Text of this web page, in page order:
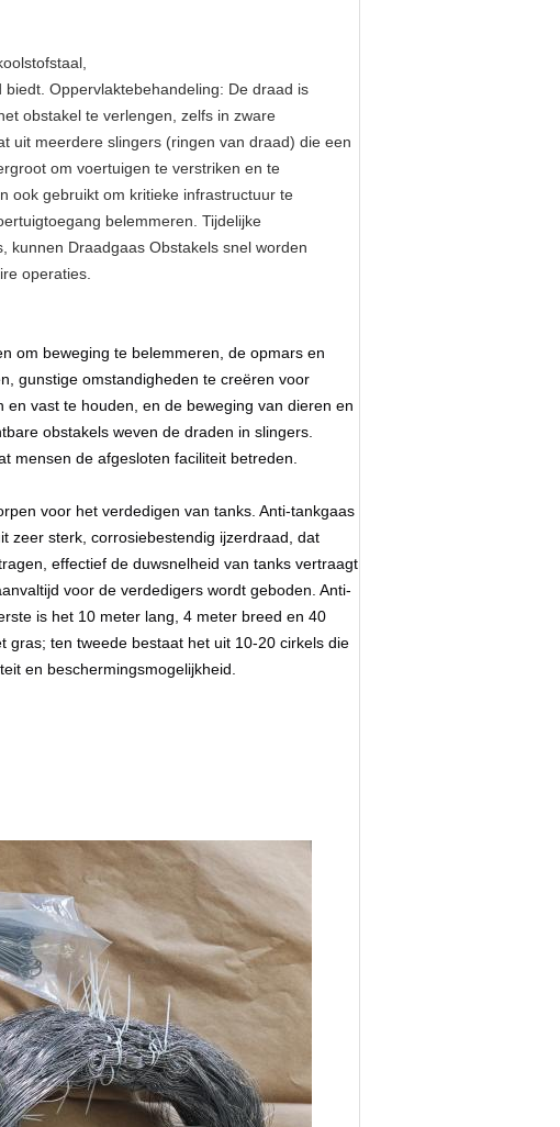
Oppervlaktebehandeling: De draad is
obstakel te verlengen, zelfs in zware
uit meerdere slingers (ringen van draad) die een
om voertuigen te verstriken en te
ook gebruikt om kritieke infrastructuur te
belemmeren. Tijdelijke
kunnen Draadgaas Obstakels snel worden
operaties.
om beweging te belemmeren, de opmars en
gunstige omstandigheden te creëren voor
vast te houden, en de beweging van dieren en
obstakels weven de draden in slingers.
mensen de afgesloten faciliteit betreden.
voor het verdedigen van tanks. Anti-tankgaas
zeer sterk, corrosiebestendig ijzerdraad, dat
effectief de duwsnelheid van tanks vertraagt
voor de verdedigers wordt geboden. Anti-
is het 10 meter lang, 4 meter breed en 40
ten tweede bestaat het uit 10-20 cirkels die
en beschermingsmogelijkheid.